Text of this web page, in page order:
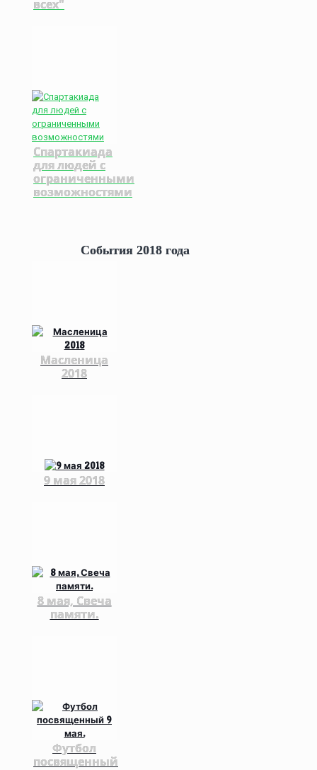
всех"
Спартакиада
для людей с
ограниченными
возможностями
События 2018 года
Масленица
2018
9 мая 2018
8 мая, Свеча
памяти.
Футбол
посвященный